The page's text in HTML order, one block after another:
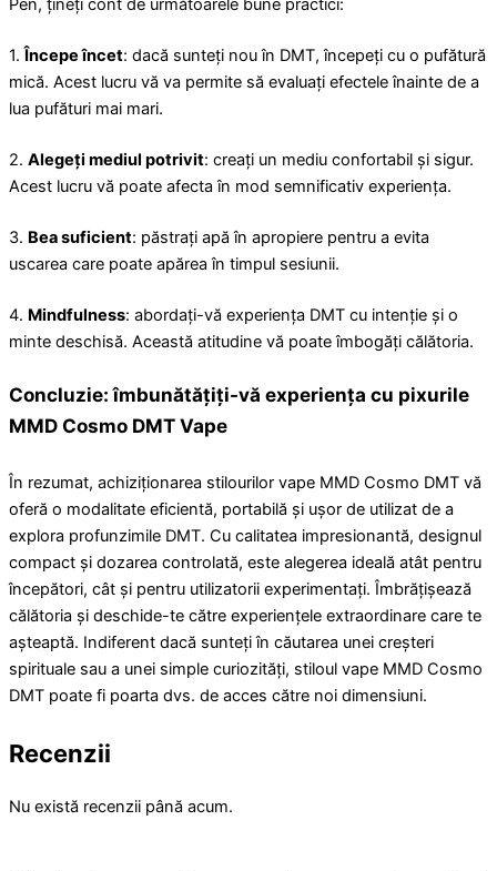
Pen, țineți cont de următoarele bune practici:
1.Începe încet: dacă sunteți nou în DMT, începeți cu o pufătură
mică. Acest lucru vă va permite să evaluați efectele înainte de a
lua pufături mai mari.
2. Alegeți mediul potrivit: creați un mediu confortabil și sigur.
Acest lucru vă poate afecta în mod semnificativ experiența.
3. Bea suficient: păstrați apă în apropiere pentru a evita
uscarea care poate apărea în timpul sesiunii.
4. Mindfulness: abordați-vă experiența DMT cu intenție și o
minte deschisă. Această atitudine vă poate îmbogăți călătoria.
Concluzie: îmbunătățiți-vă experiența cu pixurile
MMD Cosmo DMT Vape
În rezumat, achiziționarea stilourilor vape MMD Cosmo DMT vă
oferă o modalitate eficientă, portabilă și ușor de utilizat de a
explora profunzimile DMT. Cu calitatea impresionantă, designul
compact și dozarea controlată, este alegerea ideală atât pentru
începători, cât și pentru utilizatorii experimentați. Îmbrățișează
călătoria și deschide-te către experiențele extraordinare care te
așteaptă. Indiferent dacă sunteți în căutarea unei creșteri
spirituale sau a unei simple curiozități, stiloul vape MMD Cosmo
DMT poate fi poarta dvs. de acces către noi dimensiuni.
Recenzii
Nu există recenzii până acum.